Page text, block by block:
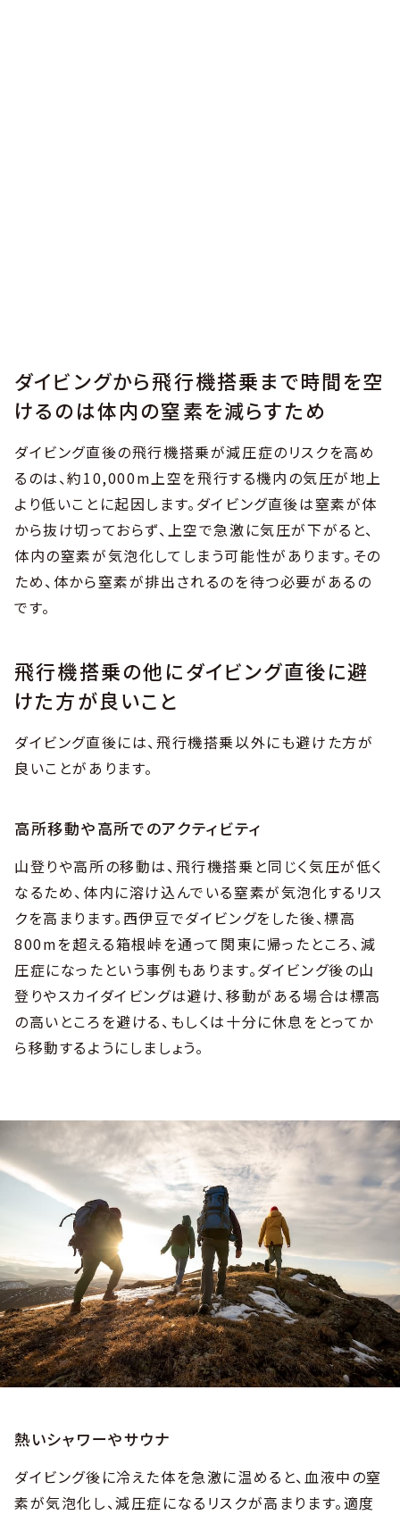
ダイビングから飛行機搭乗まで時間を空
けるのは体内の窒素を減らすため
ダイビング直後の飛行機搭乗が減圧症のリスクを高め
るのは、約10,000m上空を飛行する機内の気圧が地上
より低いことに起因します。ダイビング直後は窒素が体
から抜け切っておらず、上空で急激に気圧が下がると、
体内の窒素が気泡化してしまう可能性があります。その
ため、体から窒素が排出されるのを待つ必要があるの
です。
飛行機搭乗の他にダイビング直後に避
けた方が良いこと
ダイビング直後には、飛行機搭乗以外にも避けた方が
良いことがあります。
高所移動や高所でのアクティビティ
山登りや高所の移動は、飛行機搭乗と同じく気圧が低く
なるため、体内に溶け込んでいる窒素が気泡化するリス
クを高まります。西伊豆でダイビングをした後、標高
800mを超える箱根峠を通って関東に帰ったところ、減
圧症になったという事例もあります。ダイビング後の山
登りやスカイダイビングは避け、移動がある場合は標高
の高いところを避ける、もしくは十分に休息をとってか
ら移動するようにしましょう。
熱いシャワーやサウナ
ダイビング後に冷えた体を急激に温めると、血液中の窒
素が気泡化し、減圧症になるリスクが高まります。適度